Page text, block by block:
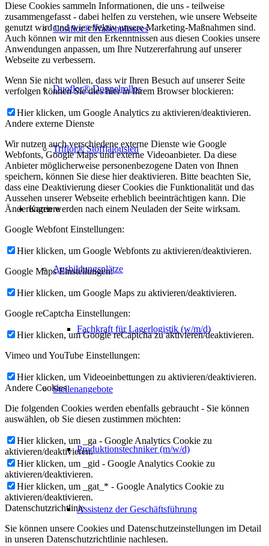
Cosiflor® Wabenplissees
Duoflor® Doppelrollos
Triflor® Stoffjalousien
Karriere
Ausbildungsplätze
Fachkraft für Lagerlogistik (w/m/d)
Stellenangebote
Produktionstechniker (m/w/d)
Assistenz der Geschäftsführung
Diese Cookies sammeln Informationen, die uns - teilweise
zusammengefasst - dabei helfen zu verstehen, wie unsere Webseite
genutzt wird und wie effektiv unsere Marketing-Maßnahmen sind.
Auch können wir mit den Erkenntnissen aus diesen Cookies unsere
Anwendungen anpassen, um Ihre Nutzererfahrung auf unserer
Webseite zu verbessern.
Wenn Sie nicht wollen, dass wir Ihren Besuch auf unserer Seite
verfolgen können Sie dies hier in Ihrem Browser blockieren:
Hier klicken, um Google Analytics zu aktivieren/deaktivieren.
Andere externe Dienste
Wir nutzen auch verschiedene externe Dienste wie Google
Webfonts, Google Maps und externe Videoanbieter. Da diese
Anbieter möglicherweise personenbezogene Daten von Ihnen
speichern, können Sie diese hier deaktivieren. Bitte beachten Sie,
dass eine Deaktivierung dieser Cookies die Funktionalität und das
Aussehen unserer Webseite erheblich beeinträchtigen kann. Die
Änderungen werden nach einem Neuladen der Seite wirksam.
Google Webfont Einstellungen:
Hier klicken, um Google Webfonts zu aktivieren/deaktivieren.
Google Maps Einstellungen:
Hier klicken, um Google Maps zu aktivieren/deaktivieren.
Google reCaptcha Einstellungen:
Hier klicken, um Google reCaptcha zu aktivieren/deaktivieren.
Vimeo und YouTube Einstellungen:
Hier klicken, um Videoeinbettungen zu aktivieren/deaktivieren.
Andere Cookies
Die folgenden Cookies werden ebenfalls gebraucht - Sie können
auswählen, ob Sie diesen zustimmen möchten:
Hier klicken, um _ga - Google Analytics Cookie zu
aktivieren/deaktivieren.
Hier klicken, um _gid - Google Analytics Cookie zu
aktivieren/deaktivieren.
Hier klicken, um _gat_* - Google Analytics Cookie zu
aktivieren/deaktivieren.
Datenschutzrichtlinie
Sie können unsere Cookies und Datenschutzeinstellungen im Detail
in unseren Datenschutzrichtlinie nachlesen.